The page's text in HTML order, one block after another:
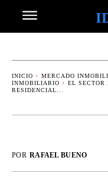
INICIO MERCADO
INMOBILIARIO
EL
RESIDENCIAL...
POR RAFAEL BUENO